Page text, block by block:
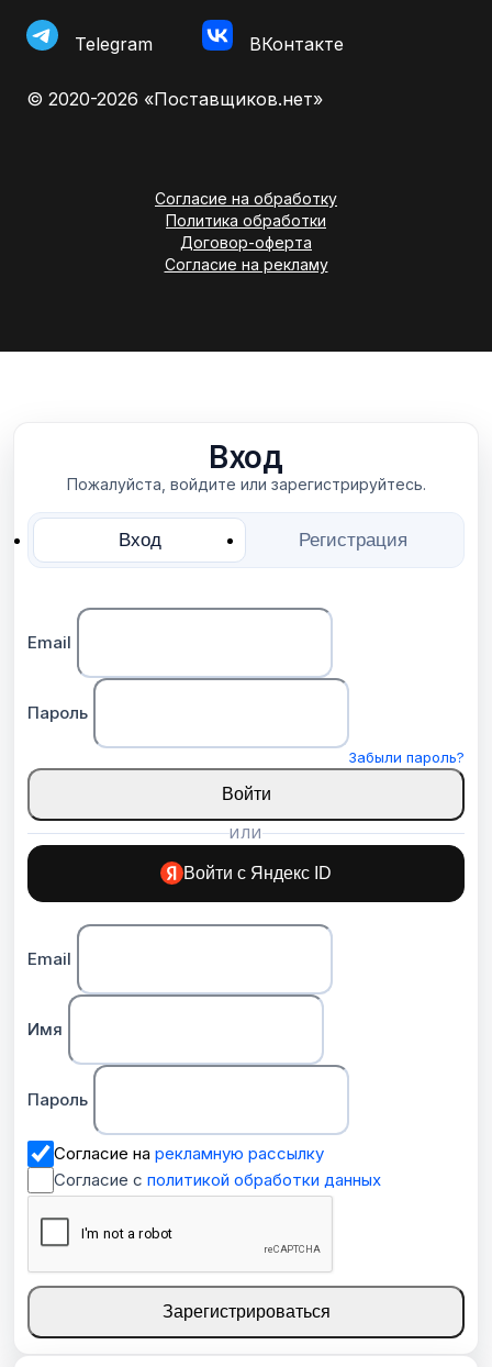
Telegram ВКонтакте
© 2020-2026 «Поставщиков.нет»
Согласие на обработку
Политика обработки
Договор-оферта
Согласие на рекламу
Вход
Пожалуйста, войдите или зарегистрируйтесь.
Вход Регистрация
Email
Пароль
Забыли пароль?
Войти
ИЛИ
Войти с Яндекс ID
Email
Имя
Пароль
Согласие на рекламную рассылку
Согласие с политикой обработки данных
Зарегистрироваться